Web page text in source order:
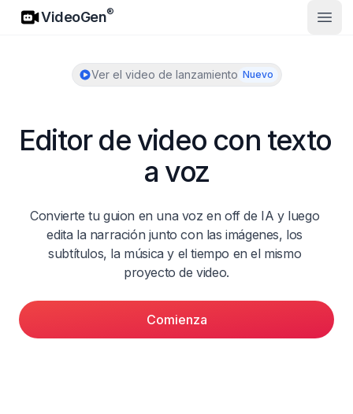
VideoGen
VideoGen®
Abrir
Ver el video de lanzamiento Nuevo
Editor de video con texto
a voz
Convierte tu guion en una voz en off de IA y luego
edita la narración junto con las imágenes, los
subtítulos, la música y el tiempo en el mismo
proyecto de video.
Comienza